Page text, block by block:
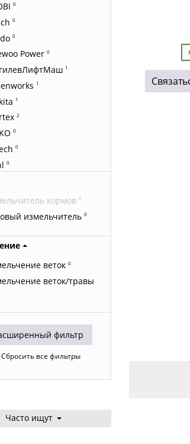
0
0
0
Power 0
1
1
1
2
0
0
0
кормов 0
измельчитель 0
веток 0
веток/травы
фильтр
Сбросить все фильтры
Часто ищут